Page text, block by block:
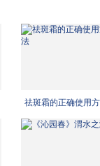
祛斑霜的正确使用